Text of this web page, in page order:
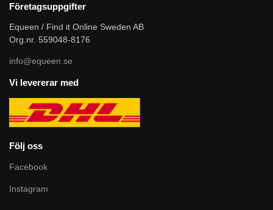
Företagsuppgifter
Equeen / Find it Online Sweden AB
Org.nr. 559048-8176
info@equeen.se
Vi levererar med
Följ oss
Facebook
Instagram